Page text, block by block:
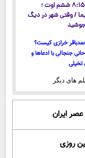
ساعت ۸:۱۵ ششم اوت ؛
/ وقتی شهر در دیگ
خرازی کیست؟
جنجالی با ادعاها و
تخیلی
های دیگر
ایران